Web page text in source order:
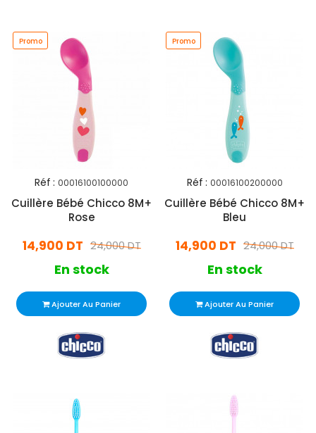
Promo
Réf : 00016100100000
Cuillère Bébé Chicco 8M+
Rose
24,000 DT
14,900 DT
En stock
Ajouter Au Panier
Promo
Réf : 00016100200000
Cuillère Bébé Chicco 8M+
Bleu
24,000 DT
14,900 DT
En stock
Ajouter Au Panier